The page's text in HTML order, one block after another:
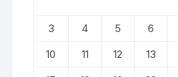
3
4 5 6
10
11 12 13